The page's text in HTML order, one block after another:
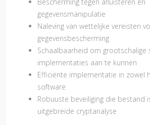
Bescherming tegen afluisteren en
gegevensmanipulatie
Naleving van wettelijke vereisten
gegevensbescherming
Schaalbaarheid om grootschalige
implementaties aan te kunnen
Efficiënte implementatie in zowel
software
Robuuste beveiliging die bestand
uitgebreide cryptanalyse